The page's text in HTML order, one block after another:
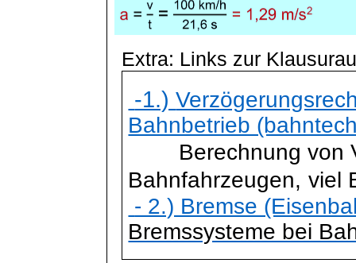
Extra: Links zur
-1.)
Bahnbetrieb
Berechnung von
Bahnfahrzeugen, viel
- 2.) Bremse
Bremssysteme bei